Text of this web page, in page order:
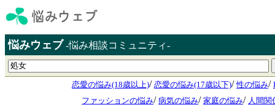
悩みウェブ -悩み相談コミュニティ-
恋愛の悩み(18歳以上)/ 恋愛の悩み(17歳以下)/性の悩み/
ファッションの悩み/ 病気の悩み/ 家庭の悩み/ 人間関